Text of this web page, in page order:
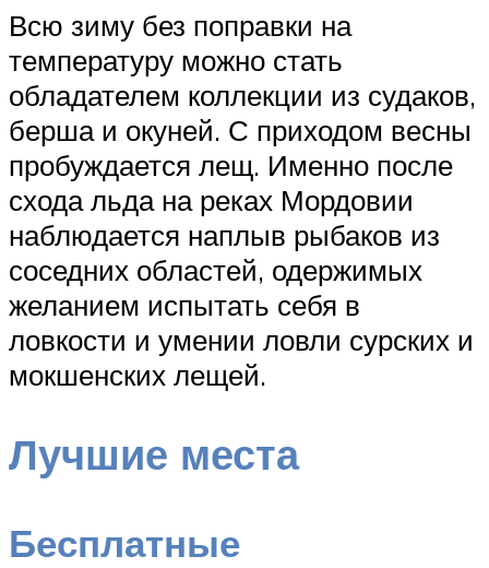
Всю зиму без поправки на
температуру можно стать
обладателем коллекции из судаков,
берша и окуней. С приходом весны
пробуждается лещ. Именно после
схода льда на реках Мордовии
наблюдается наплыв рыбаков из
соседних областей, одержимых
желанием испытать себя в
ловкости и умении ловли сурских и
мокшенских лещей.
Лучшие места
Бесплатные